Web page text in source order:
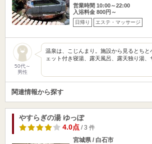
営業時間 10:00～22:00
入浴料金 800円～
日帰り エステ・マッサージ
50代～
男性
温泉は、こじんまり。施設から見るとちと
ェット付き寝湯、露天風呂、露天独り湯、
関連情報から探す
やすらぎの湯 ゆっぽ
4.0点/ 3 件
宮城県 / 白石市